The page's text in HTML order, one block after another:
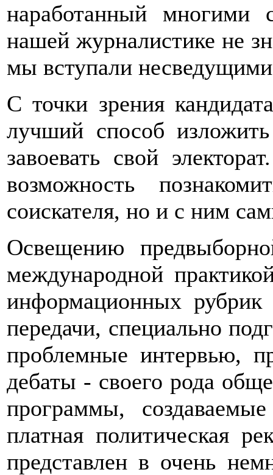
наработанный многими
нашей журналистике не
мы вступали
С точки зрения
лучший способ
завоевать свой
возможность
соискателя, но и с ним
Освещению
международной
информационных
передачи, специально
проблемные интервью,
дебаты - своего рода
программы,
платная политическая
представлен в очень